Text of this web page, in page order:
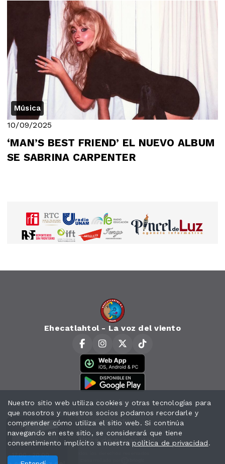
17:00 - 20:00
Música
10/09/2025
‘MAN’S BEST FRIEND’ EL NUEVO ALBUM
SE SABRINA CARPENTER
Ehecatlahtol - La voz del viento
Horarios
Contacto
Política de privacidad
Nuestro sitio web utiliza cookies y otras tecnologías para
que nosotros y nuestros socios podamos recordarle y
comprender cómo utiliza el sitio web. Si continúa
navegando en este sitio, se considerará que tiene
consentimiento implícito a nuestrapolítica de privacidad.